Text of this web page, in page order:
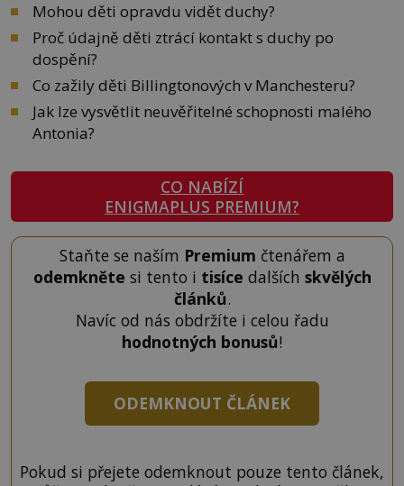
Mohou děti opravdu vidět duchy?
Proč údajně děti ztrácí kontakt s duchy po
dospění?
Co zažily děti Billingtonových v Manchesteru?
Jak lze vysvětlit neuvěřitelné schopnosti malého
Antonia?
CO NABÍZÍ
ENIGMAPLUS PREMIUM?
Staňte se naším Premium čtenářem a
odemkněte si tento i tisíce dalších skvělých
článků.
Navíc od nás obdržíte i celou řadu
hodnotných bonusů!
ODEMKNOUT ČLÁNEK
Pokud si přejete odemknout pouze tento článek,